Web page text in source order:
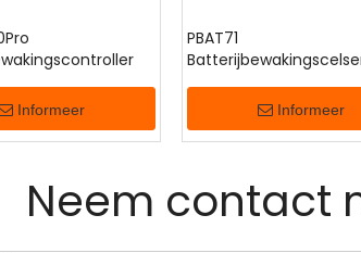
Informeer
PBAT71
Informeer
Neem contact